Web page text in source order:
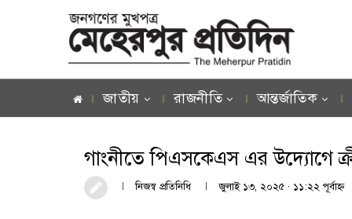
জাতীয় রাজনীতি আন্তর্জাতিক
গাংনীতে পিএসকেএস এর উদ্যোগে
নিজস্ব প্রতিনিধি জুলাই ১৩, ২০২৫ · ১১:২২ পূর্বাহ্ণ